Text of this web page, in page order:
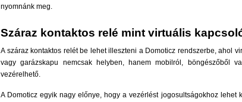
nyomnánk meg.
Száraz kontaktos relé mint virtuális
A száraz kontaktos relét be lehet illeszteni a Domoticz rendszerbe, ahol
vagy garázskapu nemcsak helyben, hanem mobilról, böngészőből
vezérelhető.
A Domoticz egyik nagy előnye, hogy a vezérlést jogosultságokhoz lehet